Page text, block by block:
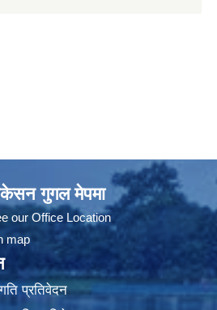
गुगल मेपमा
our Office Location
प्रतिवेदन